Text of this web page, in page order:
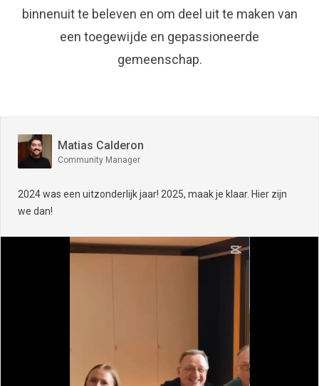
binnenuit te beleven en om deel uit te maken van
een toegewijde en gepassioneerde
gemeenschap.
Matias Calderon
Community Manager
2024 was een uitzonderlijk jaar! 2025, maak je klaar. Hier zijn
we dan!